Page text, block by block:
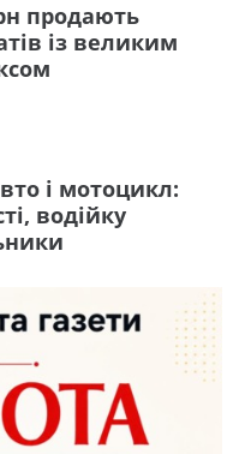
продають
із великим
і мотоцикл:
водійку